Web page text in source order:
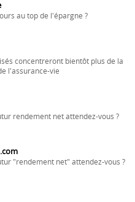
au top de l'épargne ?
concentreront bientôt plus de la
l'assurance-vie
rendement net attendez-vous ?
"rendement net" attendez-vous ?